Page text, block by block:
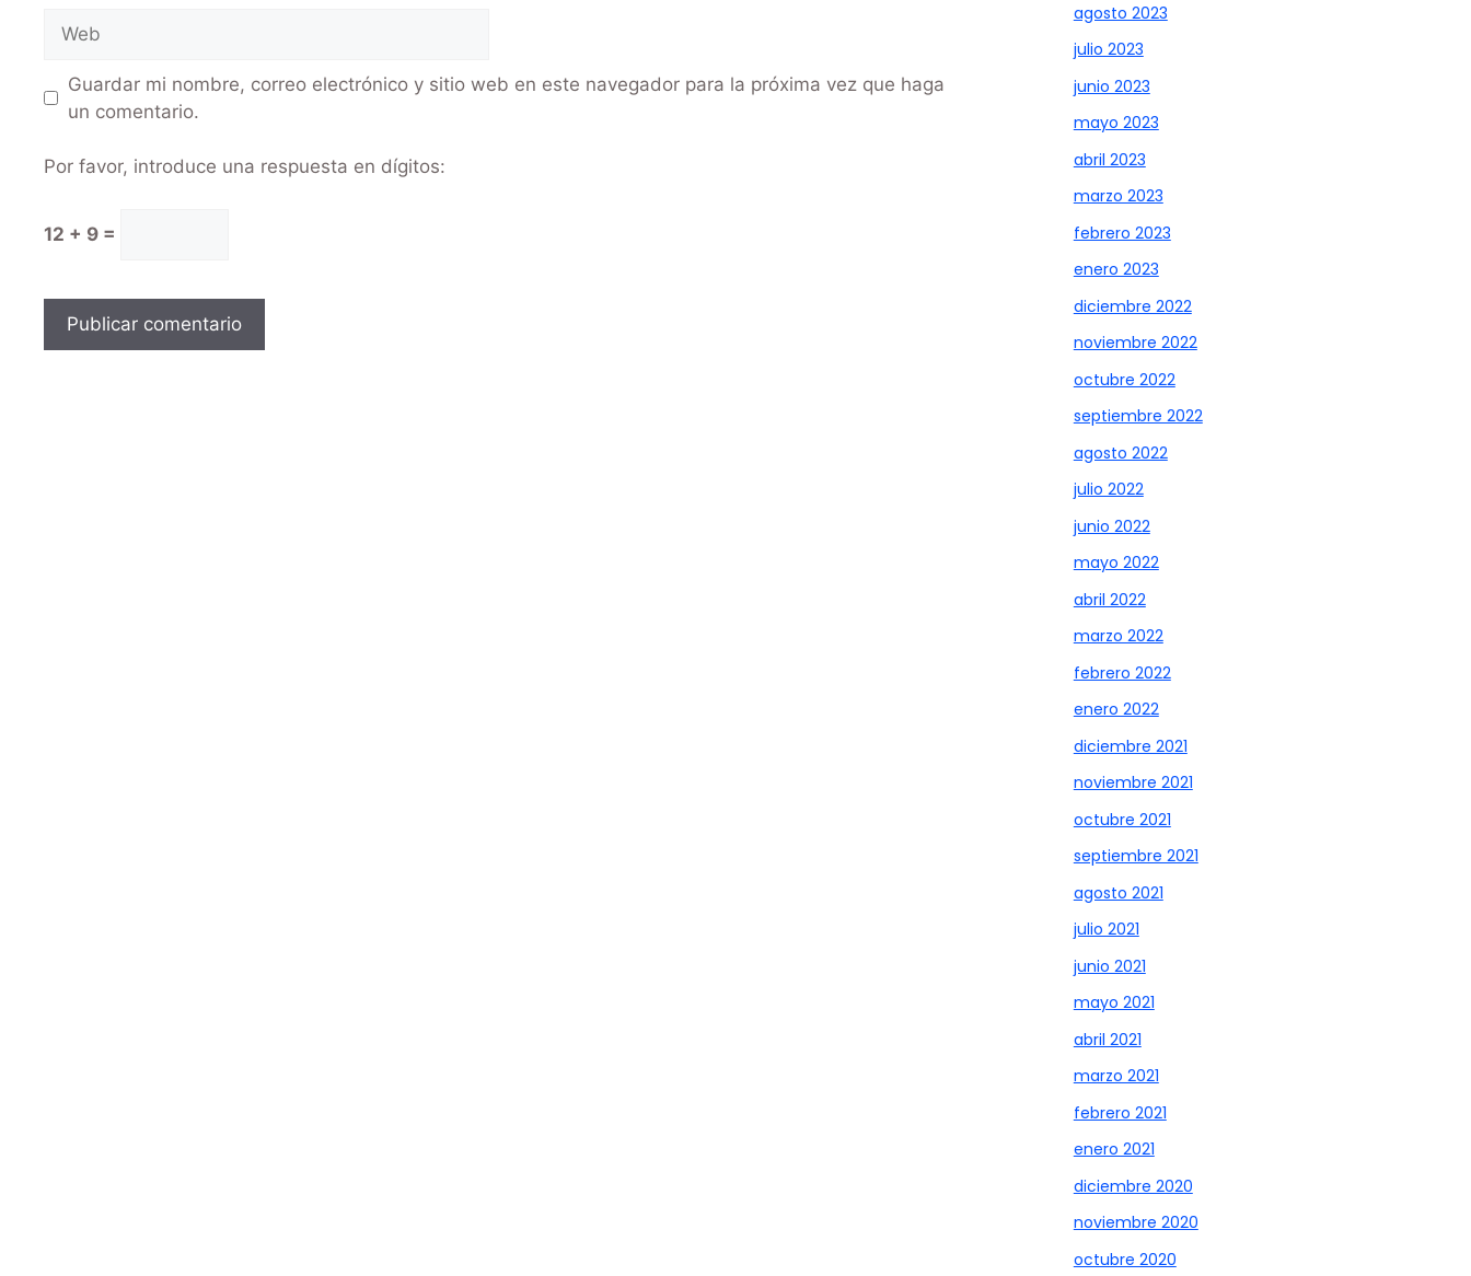
Guardar mi nombre, correo electrónico y sitio web en este navegador para la próxima vez que haga
un comentario.
Por favor, introduce una respuesta en dígitos:
12 + 9 =
agosto 2023
julio 2023
junio 2023
mayo 2023
abril 2023
marzo 2023
febrero 2023
enero 2023
diciembre 2022
noviembre 2022
octubre 2022
septiembre 2022
agosto 2022
julio 2022
junio 2022
mayo 2022
abril 2022
marzo 2022
febrero 2022
enero 2022
diciembre 2021
noviembre 2021
octubre 2021
septiembre 2021
agosto 2021
julio 2021
junio 2021
mayo 2021
abril 2021
marzo 2021
febrero 2021
enero 2021
diciembre 2020
noviembre 2020
octubre 2020